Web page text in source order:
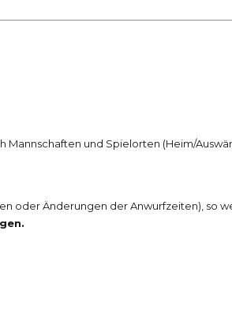
und Spielorten (Heim/
oder Änderungen der Anwurfzeiten), so